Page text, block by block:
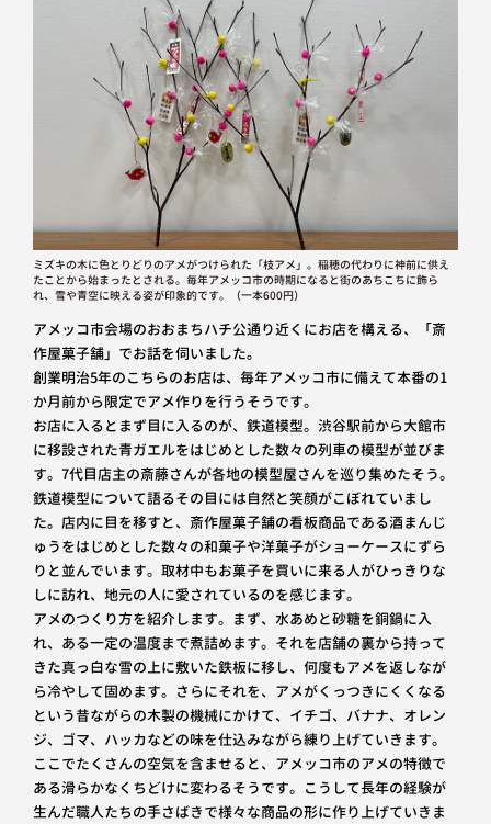
ミズキの木に色とりどりのアメがつけられた「枝アメ」。稲穂の代わりに神前に供え
たことから始まったとされる。毎年アメッコ市の時期になると街のあちこちに飾ら
れ、雪や青空に映える姿が印象的です。（一本600円）
アメッコ市会場のおおまちハチ公通り近くにお店を構える、「斎
作屋菓子舗」でお話を伺いました。
創業明治5年のこちらのお店は、毎年アメッコ市に備えて本番の1
か月前から限定でアメ作りを行うそうです。
お店に入るとまず目に入るのが、鉄道模型。渋谷駅前から大館市
に移設された青ガエルをはじめとした数々の列車の模型が並びま
す。7代目店主の斎藤さんが各地の模型屋さんを巡り集めたそう。
鉄道模型について語るその目には自然と笑顔がこぼれていまし
た。店内に目を移すと、斎作屋菓子舗の看板商品である酒まんじ
ゅうをはじめとした数々の和菓子や洋菓子がショーケースにずら
りと並んでいます。取材中もお菓子を買いに来る人がひっきりな
しに訪れ、地元の人に愛されているのを感じます。
アメのつくり方を紹介します。まず、水あめと砂糖を銅鍋に入
れ、ある一定の温度まで煮詰めます。それを店舗の裏から持って
きた真っ白な雪の上に敷いた鉄板に移し、何度もアメを返しなが
ら冷やして固めます。さらにそれを、アメがくっつきにくくなる
という昔ながらの木製の機械にかけて、イチゴ、バナナ、オレン
ジ、ゴマ、ハッカなどの味を仕込みながら練り上げていきます。
ここでたくさんの空気を含ませると、アメッコ市のアメの特徴で
ある滑らかなくちどけに変わるそうです。こうして長年の経験が
生んだ職人たちの手さばきで様々な商品の形に作り上げていきま